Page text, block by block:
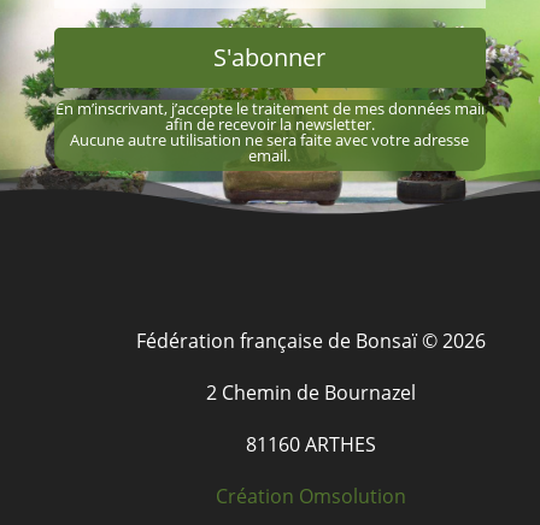
S'abonner
En m’inscrivant, j’accepte le traitement de mes données mail
afin de recevoir la newsletter.
Aucune autre utilisation ne sera faite avec votre adresse
email.
Fédération française de Bonsaï © 2026
2 Chemin de Bournazel
81160 ARTHES
Création Omsolution